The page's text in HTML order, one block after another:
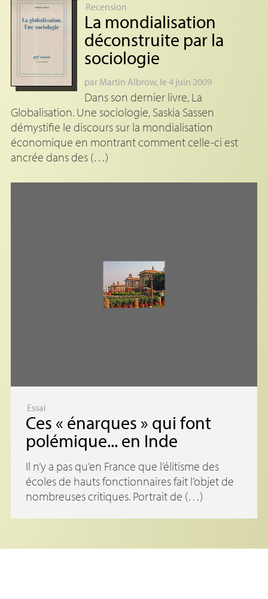
Recension
La mondialisation
déconstruite par la
sociologie
par Martin Albrow, le 4 juin 2009
Dans son dernier livre, La
Globalisation. Une sociologie, Saskia Sassen
démystifie le discours sur la mondialisation
économique en montrant comment celle-ci est
ancrée dans des (…)
Essai
Ces « énarques » qui font
polémique... en Inde
Il n’y a pas qu’en France que l’élitisme des
écoles de hauts fonctionnaires fait l’objet de
nombreuses critiques. Portrait de (…)